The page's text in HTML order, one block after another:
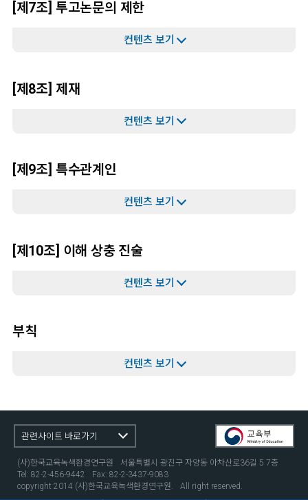
[제7조] 투고논문의 제한
[제8조] 제재
[제9조] 특수관계인
[제10조] 이해 상충 진술
부칙
(사)한국교육녹색환경연구원
서울특별시 광진구 자양동 아차산로36길 5 7층
Tel: 82-2-456-9442
Fax: 82-2-3437-9083
copyright 2014 (사)한국교육녹색환경연구원.
All right reserved.
관련사이트 바로가기